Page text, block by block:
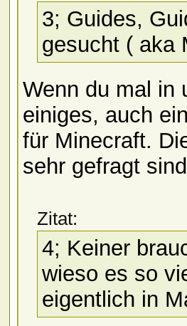
3; Guides,
gesucht ( aka
Wenn du mal in
einiges, auch
für Minecraft.
sehr gefragt
Zitat:
4; Keiner
wieso es so
eigentlich in